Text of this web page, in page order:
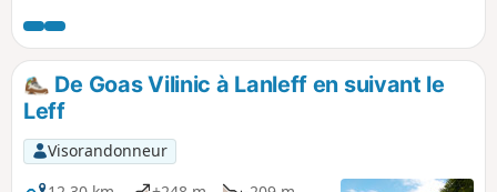
reposants et verdoyants en cheminant
aussi bien dans des chemins creux que
sur des routes carrossables où, parfois,
on oublie la civilisation. A défaut de
randonnée, le visiteur pourra passer la
journée dans le Parc d'attraction qui
sert de point de départ.
De Goas Vilinic à Lanleff en suivant le
Leff
Visorandonneur